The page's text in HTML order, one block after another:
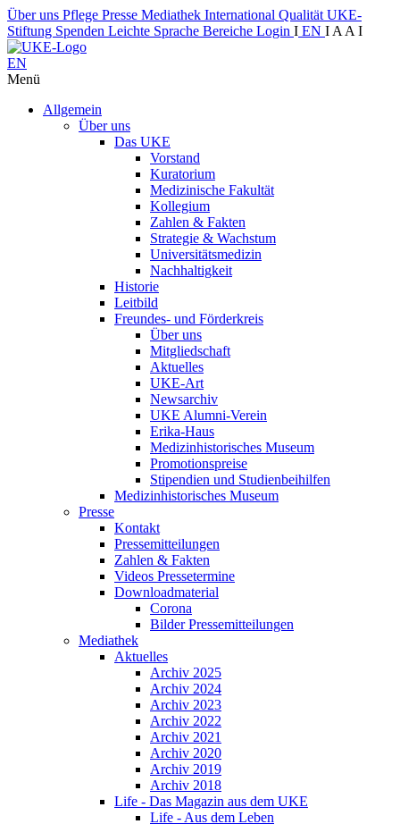
Über uns Pflege Presse Mediathek International Qualität UKE-
Stiftung Spenden Leichte Sprache Bereiche Login I EN I A A I
EN
Menü
Allgemein
Über uns
Das UKE
Vorstand
Kuratorium
Medizinische Fakultät
Kollegium
Zahlen & Fakten
Strategie & Wachstum
Universitätsmedizin
Nachhaltigkeit
Historie
Leitbild
Freundes- und Förderkreis
Über uns
Mitgliedschaft
Aktuelles
UKE-Art
Newsarchiv
UKE Alumni-Verein
Erika-Haus
Medizinhistorisches Museum
Promotionspreise
Stipendien und Studienbeihilfen
Medizinhistorisches Museum
Presse
Kontakt
Pressemitteilungen
Zahlen & Fakten
Videos Pressetermine
Downloadmaterial
Corona
Bilder Pressemitteilungen
Mediathek
Aktuelles
Archiv 2025
Archiv 2024
Archiv 2023
Archiv 2022
Archiv 2021
Archiv 2020
Archiv 2019
Archiv 2018
Life - Das Magazin aus dem UKE
Life - Aus dem Leben